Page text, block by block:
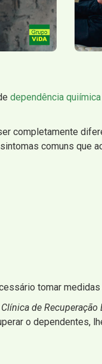
dependência quiímica
completamente
comuns que
tomar
Clínica de Recuperação
o dependentes,